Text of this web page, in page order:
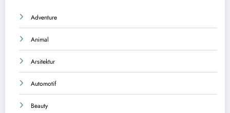
Adventure
Animal
Arsitektur
Automotif
Beauty